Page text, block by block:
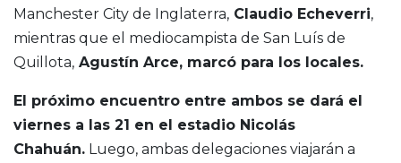
Manchester City de Inglaterra, Claudio Echeverri,
mientras que el mediocampista de San Luís de
Quillota, Agustín Arce, marcó para los locales.
El próximo encuentro entre ambos se dará el
viernes a las 21 en el estadio Nicolás
Chahuán. Luego, ambas delegaciones viajarán a